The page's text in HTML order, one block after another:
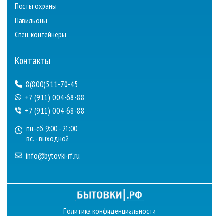
Посты охраны
Павильоны
Спец. контейнеры
Контакты
8(800)511-70-45
+7 (911) 004-68-88
+7 (911) 004-68-88
пн.-сб. 9:00 - 21:00
вс. - выходной
info@bytovki-rf.ru
Политика конфиденциальности